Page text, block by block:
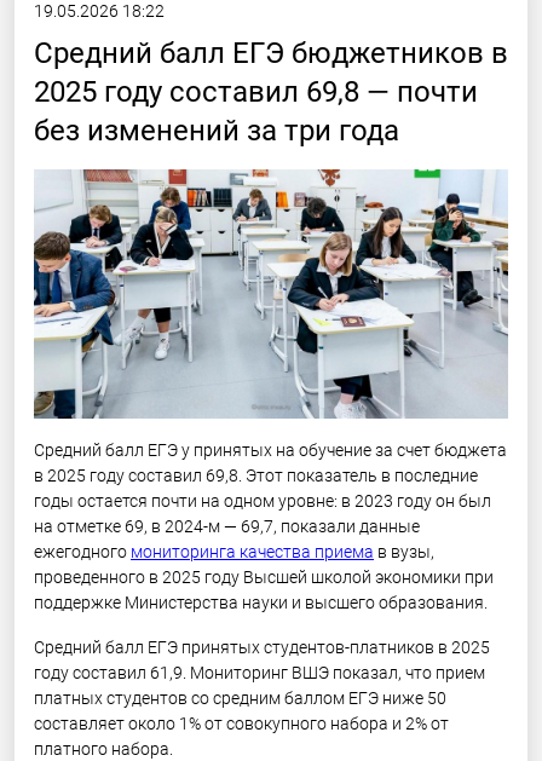
19.05.2026 18:22
Средний балл ЕГЭ бюджетников в
2025 году составил 69,8 — почти
без изменений за три года
Средний балл ЕГЭ у принятых на обучение за счет бюджета
в 2025 году составил 69,8. Этот показатель в последние
годы остается почти на одном уровне: в 2023 году он был
на отметке 69, в 2024-м — 69,7, показали данные
ежегодного мониторинга качества приема в вузы,
проведенного в 2025 году Высшей школой экономики при
поддержке Министерства науки и высшего образования.
Средний балл ЕГЭ принятых студентов-платников в 2025
году составил 61,9. Мониторинг ВШЭ показал, что прием
платных студентов со средним баллом ЕГЭ ниже 50
составляет около 1% от совокупного набора и 2% от
платного набора.